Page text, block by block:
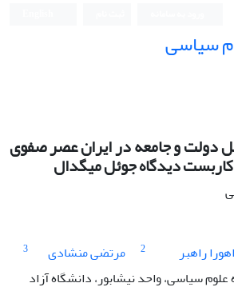
سیاسی
دولت و جامعه در ایران عصر صفوی
کاربست دیدگاه جوئل میگدال
اهورا راهبر 2 مرتضی منشادی
3
سیاسی، واحد نیشابور، دانشگاه آزاد